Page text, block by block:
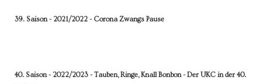
39. Saison - 2021/2022 - Corona Zwangs Pause
40. Saison - 2022/2023 - Tauben, Ringe, Knall Bonbon - Der UKC in der 40.